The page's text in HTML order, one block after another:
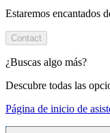
Estaremos encantados
Contact
¿Buscas algo más?
Descubre todas las
Página de inicio de